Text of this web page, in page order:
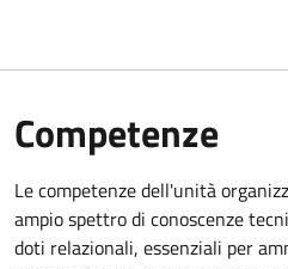
Competenze
Le competenze dell'unità
ampio spettro di conoscenze
doti relazionali, essenziali per